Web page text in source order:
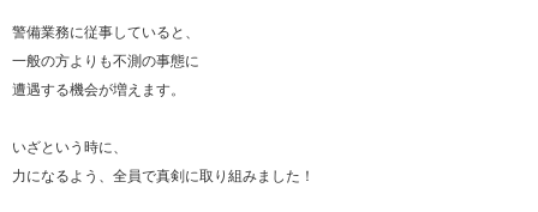
警備業務に従事していると、
一般の方よりも不測の事態に
遭遇する機会が増えます。
いざという時に、
力になるよう、全員で真剣に取り組みました！